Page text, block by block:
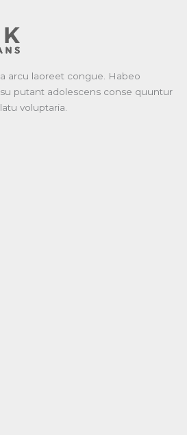
arcu laoreet congue. Habeo
putant adolescens conse quuntur
voluptaria.